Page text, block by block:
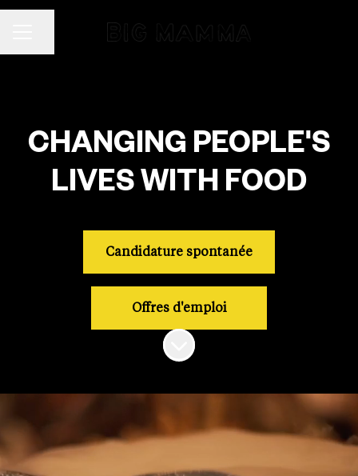
Partager la page
CHANGING PEOPLE'S
LIVES WITH FOOD
Candidature spontanée
Offres d'emploi
Faire défiler jusqu'au contenu